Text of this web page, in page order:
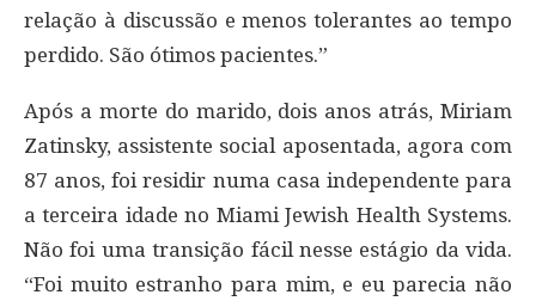
relação à discussão e menos tolerantes ao tempo
perdido. São ótimos pacientes.”
Após a morte do marido, dois anos atrás, Miriam
Zatinsky, assistente social aposentada, agora com
87 anos, foi residir numa casa independente para
a terceira idade no Miami Jewish Health Systems.
Não foi uma transição fácil nesse estágio da vida.
“Foi muito estranho para mim, e eu parecia não